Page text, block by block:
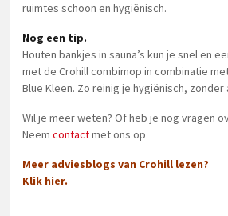
ruimtes schoon en hygiënisch.
Nog een tip.
Houten bankjes in sauna’s kun je snel en
met de Crohill combimop in combinatie
Blue Kleen. Zo reinig je hygiënisch, zonder
Wil je meer weten? Of heb je nog vragen
Neem contactmet ons op
Meer adviesblogs van Crohill lezen?
Klik hier.